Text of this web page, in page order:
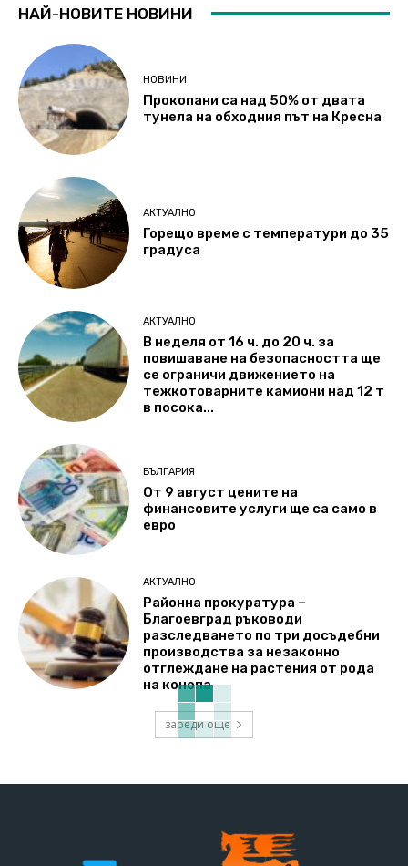
НАЙ-НОВИТЕ НОВИНИ
НОВИНИ
Прокопани са над 50% от двата
тунела на обходния път на Кресна
АКТУАЛНО
Горещо време с температури до 35
градуса
АКТУАЛНО
В неделя от 16 ч. до 20 ч. за
повишаване на безопасността ще
се ограничи движението на
тежкотоварните камиони над 12 т
в посока...
БЪЛГАРИЯ
От 9 август цените на
финансовите услуги ще са само в
евро
АКТУАЛНО
Районна прокуратура –
Благоевград ръководи
разследването по три досъдебни
производства за незаконно
отглеждане на растения от рода
на конопа
зареди още